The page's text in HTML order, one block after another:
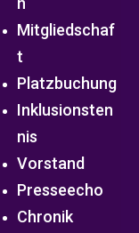
Mitgliedschaf
t
Platzbuchung
Inklusionsten
nis
Vorstand
Presseecho
Chronik